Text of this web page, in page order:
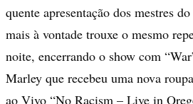
quente apresentação dos mestres
mais à vontade trouxe o mesmo
noite, encerrando o show com
Marley que recebeu uma nova
ao Vivo “No Racism – Live in